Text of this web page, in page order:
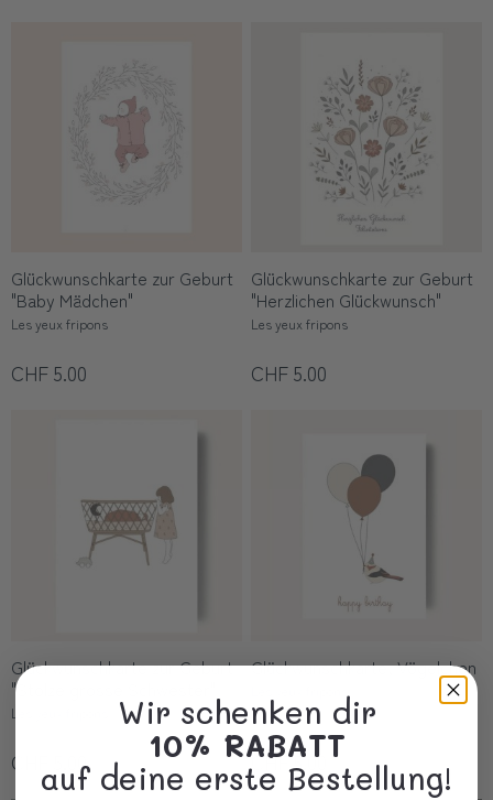
Glückwunschkarte zur Geburt
"Baby Mädchen"
Les yeux fripons
CHF 5.00
Glückwunschkarte zur Geburt
"Herzlichen Glückwunsch"
Les yeux fripons
CHF 5.00
Glückwunschkarte zur Geburt
"Stolze grosse Schwester"
Les yeux fripons
CHF 5.00
Glückwunschkarte, Vögelchen
CHF 5.00
Wir schenken dir
10% RABATT
auf deine erste Bestellung!